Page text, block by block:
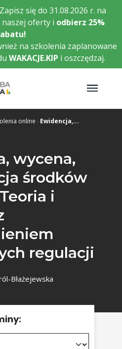
Zapisz się do 31.08.2026 r. na
oferty i odbierz 25%
na szkolenia zaplanowane
WAKACJE.KIP i oszczędzaj.
online Ewidencja,...
wycena,
środków
i
regulacji
Błażejewska